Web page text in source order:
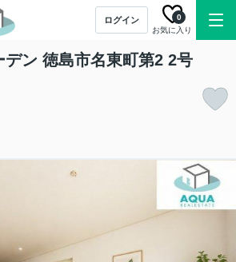
ログイン
お気に入り
0
デン 徳島市名東町第2 2号